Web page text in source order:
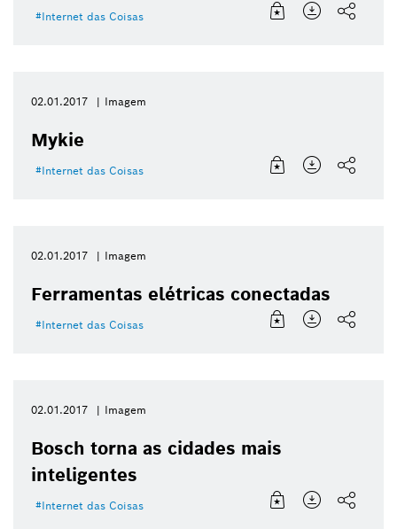
Internet das Coisas
02.01.2017 Imagem
Mykie
Internet das Coisas
02.01.2017 Imagem
Ferramentas elétricas conectadas
Internet das Coisas
02.01.2017 Imagem
Bosch torna as cidades mais
inteligentes
Internet das Coisas